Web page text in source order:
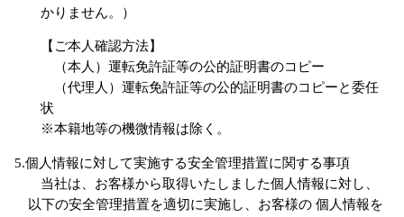
かりません。）
【ご本人確認方法】
（本人）運転免許証等の公的証明書のコピー
（代理人）運転免許証等の公的証明書のコピーと委任
状
※本籍地等の機微情報は除く。
5.個人情報に対して実施する安全管理措置に関する事項
当社は、お客様から取得いたしました個人情報に対し、
以下の安全管理措置を適切に実施し、お客様の 個人情報を